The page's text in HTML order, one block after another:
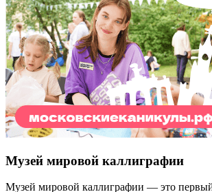
Музей мировой каллиграфии
Музей мировой каллиграфии — это